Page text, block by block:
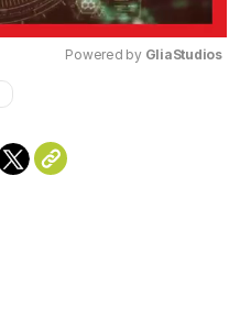
Powered by GliaStudios